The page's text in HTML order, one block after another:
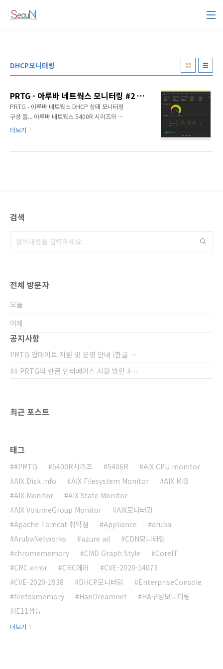
DHCP모니터링
PRTG - 아루바 네트웍스 모니터링 #2 DHCP 상태 모니터링
PRTG - 아루바 네트웍스 DHCP 상태 모니터링
구성 흠... 아루바 네트웍스 5400R 시리즈의 장
비 모니터링 시스템에서 요청이 끝난줄 알았는
원한다는 것입니다. VSF(Virtual S..
층..
더보기
검색
전체 방문자
오늘
어제
공지사항
PRTG 업데이트 지원 및 운영 안내 (한글 ⋯
## PRTG의 한글 인터페이스 지원 방안 #⋯
최근 포스트
태그
#PRTG 5400R시리즈 5406R
AIX CPU monitor
AIX Disk info
AIX Filesystem Monitor
AIX MIB
AIX Monitor
AIX State Monitor
AIX VolumeGroup Monitor
AIX모니터링
Apache Tomcat 취약점
Appliance
aruba
ArubaNetworks
azure ad
CDN모니터링
chromememory
CMD Graph Style
CoreIT
CRC error
CRC에러
CVE-2020-14073
CVE-2020-1938
DHCP모니터링
EnterpriseConsole
firefoxmemory
HanDreamnet
HA구성모니터링
IE11성능
더보기